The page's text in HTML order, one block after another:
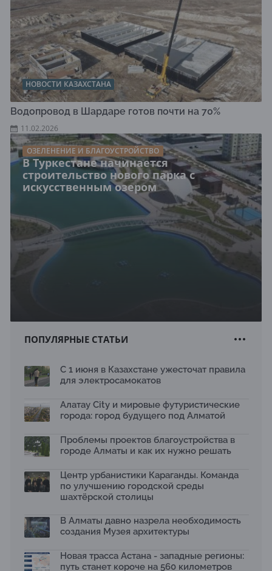
НОВОСТИ КАЗАХСТАНА
Водопровод в Шардаре готов почти на 70%
11.02.2026
ОЗЕЛЕНЕНИЕ И БЛАГОУСТРОЙСТВО
В Туркестане начинается
строительство нового парка с
искусственным озером
ПОПУЛЯРНЫЕ СТАТЬИ
С 1 июня в Казахстане ужесточат правила
для электросамокатов
Алатау City и мировые футуристические
города: город будущего под Алматой
Проблемы проектов благоустройства в
городе Алматы и как их нужно решать
Центр урбанистики Караганды. Команда
по улучшению городской среды
шахтёрской столицы
В Алматы давно назрела необходимость
создания Музея архитектуры
Новая трасса Астана - западные регионы:
путь станет короче на 560 километров